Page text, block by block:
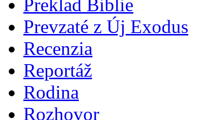
Preklad Biblie
Prevzaté z Új Exodus
Recenzia
Reportáž
Rodina
Rozhovor